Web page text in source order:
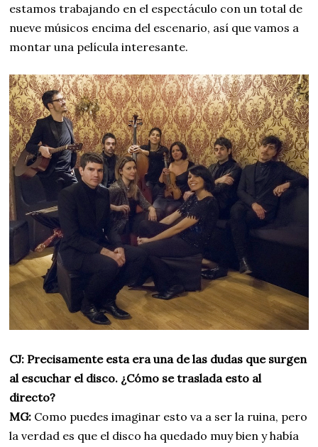
estamos trabajando en el espectáculo con un total de
nueve músicos encima del escenario, así que vamos a
montar una película interesante.
CJ: Precisamente esta era una de las dudas que surgen
al escuchar el disco. ¿Cómo se traslada esto al
directo?
MG: Como puedes imaginar esto va a ser la ruina, pero
la verdad es que el disco ha quedado muy bien y había